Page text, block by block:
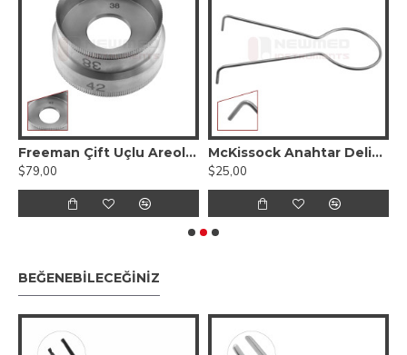
Freeman Çift Uçlu Areola İşaretleyici
$79,00
McKissock Anahtar Deliği Meme Küçültme İşaretleyicisi
$25,00
BEĞENEBILECEĞINIZ